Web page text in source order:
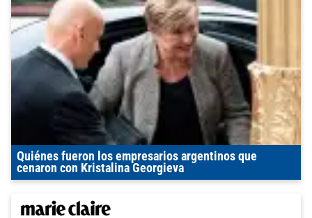
Quiénes fueron los empresarios argentinos que
cenaron con Kristalina Georgieva